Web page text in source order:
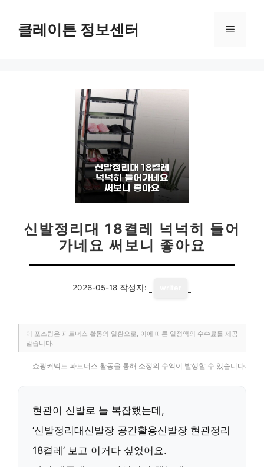
클레이튼 정보센터 메
신발정리대 18켤레 넉넉히 들어
가네요 써보니 좋아요
2026-05-18 작성자:
이 포스팅은 파트너스 활동의 일환으로, 이에 따른 일정액의 수수료를 제공
받습니다.
쇼핑커넥트 파트너스 활동을 통해 소정의 수익이 발생할 수 있습니다.
현관이 신발로 늘 복잡했는데,
‘신발정리대신발장 공간활용신발장 현관정리
18켤레’ 보고 이거다 싶었어요.